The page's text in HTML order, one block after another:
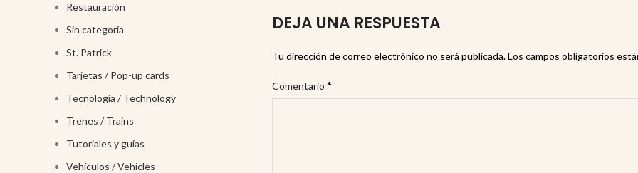
DEJA UNA RESPUESTA
Tu dirección de correo electrónico no será publicada. Los campos obligatorios
Comentario *
Restauración
Sin categoría
St. Patrick
Tarjetas / Pop-up cards
Tecnología / Technology
Trenes / Trains
Tutoriales y guías
Vehículos / Vehicles